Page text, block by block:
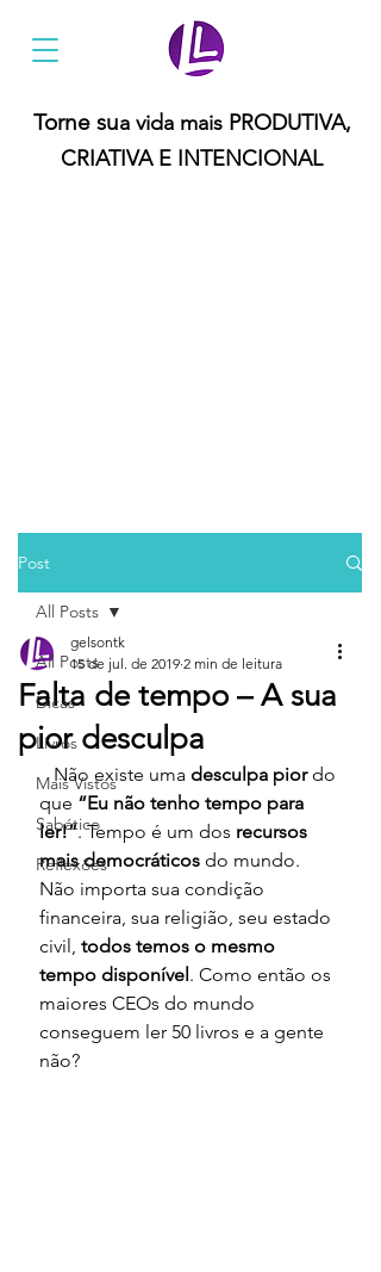
Torne sua vida mais PRODUTIVA,
CRIATIVA E INTENCIONAL
Post
All Posts
Dicas
Livros
Mais Vistos
Sabático
Reflexões
All Posts
Falta de tempo – A sua
pior desculpa
gelsontk
15 de jul. de 2019 2 min de leitura
   Não existe uma
desculpa pior do
que “Eu não tenho tempo para
ler!”. Tempo é um dos recursos
mais democráticos do mundo.
Não importa sua condição
financeira, sua religião, seu estado
civil, todos temos o mesmo
tempo disponível. Como então os
maiores CEOs do mundo
conseguem ler 50 livros e a gente
não?